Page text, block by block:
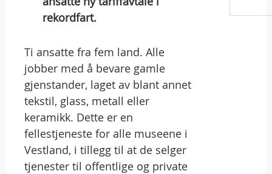
rekordfart.
Ti ansatte fra fem land. Alle
jobber med å bevare gamle
gjenstander, laget av blant annet
tekstil, glass, metall eller
keramikk. Dette er en
fellestjeneste for alle museene i
Vestland, i tillegg til at de selger
tjenester til offentlige og private